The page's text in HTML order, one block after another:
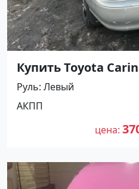
Купить Toyota
(1600/116 л.с.)
Апшеронск цвет
цене 370000
№27325 на сайте
Руль Левый
АКПП
цена